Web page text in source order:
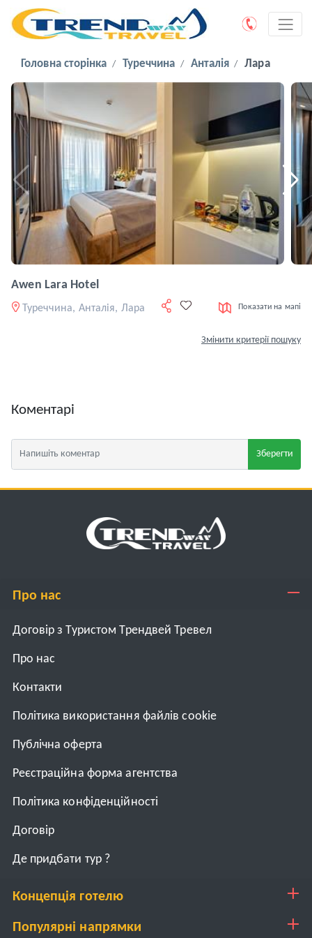
Головна сторінка Туреччина Анталія Лара
Awen Lara Hotel
Туреччина, Анталія, Лара Показати на мапі
Змінити критерії пошуку
Коментарі
Зберегти
Про нас
Договір з Туристом Трендвей Тревел
Про нас
Контакти
Політика використання файлів cookie
Публічна оферта
Реєстраційна форма агентства
Політика конфіденційності
Договiр
Де придбати тур ?
Концепція готелю
Популярні напрямки